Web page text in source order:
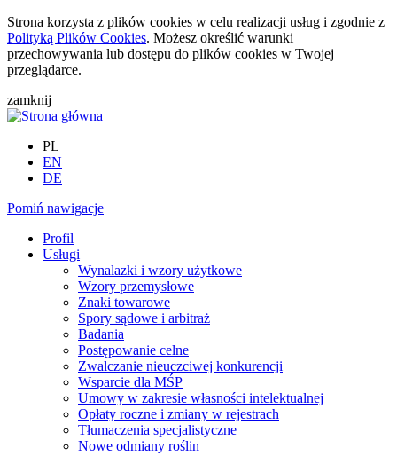
Strona korzysta z plików cookies w celu realizacji usług i zgodnie z
Polityką Plików Cookies. Możesz określić warunki
przechowywania lub dostępu do plików cookies w Twojej
przeglądarce.
zamknij
PL
EN
DE
Pomiń nawigacje
Profil
Usługi
Wynalazki i wzory użytkowe
Wzory przemysłowe
Znaki towarowe
Spory sądowe i arbitraż
Badania
Postępowanie celne
Zwalczanie nieuczciwej konkurencji
Wsparcie dla MŚP
Umowy w zakresie własności intelektualnej
Opłaty roczne i zmiany w rejestrach
Tłumaczenia specjalistyczne
Nowe odmiany roślin